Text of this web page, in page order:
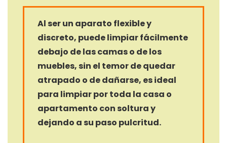
Al ser un aparato flexible y
discreto, puede limpiar fácilmente
debajo de las camas o de los
muebles, sin el temor de quedar
atrapado o de dañarse, es ideal
para limpiar por toda la casa o
apartamento con soltura y
dejando a su paso pulcritud.